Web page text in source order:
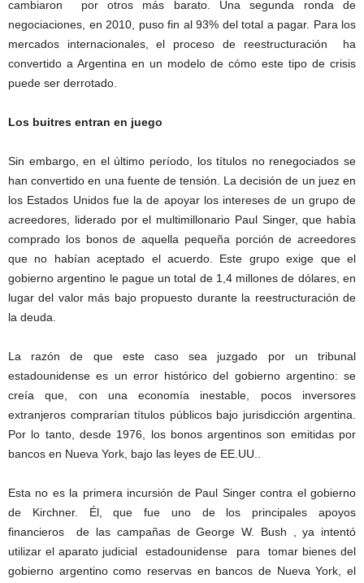
cambiaron por otros más barato. Una segunda ronda de
negociaciones, en 2010, puso fin al 93% del total a pagar. Para los
mercados internacionales, el proceso de reestructuración ha
convertido a Argentina en un modelo de cómo este tipo de crisis
puede ser derrotado.
Los buitres entran en juego
Sin embargo, en el último período, los títulos no renegociados se
han convertido en una fuente de tensión. La decisión de un juez en
los Estados Unidos fue la de apoyar los intereses de un grupo de
acreedores, liderado por el multimillonario Paul Singer, que había
comprado los bonos de aquella pequeña porción de acreedores
que no habían aceptado el acuerdo. Este grupo exige que el
gobierno argentino le pague un total de 1,4 millones de dólares, en
lugar del valor más bajo propuesto durante la reestructuración de
la deuda.
La razón de que este caso sea juzgado por un tribunal
estadounidense es un error histórico del gobierno argentino: se
creía que, con una economía inestable, pocos inversores
extranjeros comprarían títulos públicos bajo jurisdicción argentina.
Por lo tanto, desde 1976, los bonos argentinos son emitidas por
bancos en Nueva York, bajo las leyes de EE.UU..
Esta no es la primera incursión de Paul Singer contra el gobierno
de Kirchner. Él, que fue uno de los principales apoyos
financieros de las campañas de George W. Bush , ya intentó
utilizar el aparato judicial estadounidense para tomar bienes del
gobierno argentino como reservas en bancos de Nueva York, el